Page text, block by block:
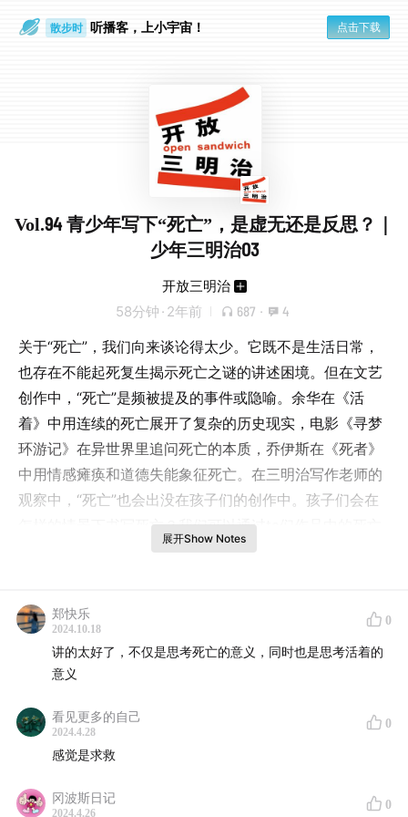
散步时 听播客，上小宇宙！ 点击下载
Vol.94 青少年写下“死亡”，是虚无还是反思？｜
少年三明治03
开放三明治
58分钟 · 2年前 687 · 4
关于“死亡”，我们向来谈论得太少。它既不是生活日常，
也存在不能起死复生揭示死亡之谜的讲述困境。但在文艺
创作中，“死亡”是频被提及的事件或隐喻。余华在《活
着》中用连续的死亡展开了复杂的历史现实，电影《寻梦
环游记》在异世界里追问死亡的本质，乔伊斯在《死者》
中用情感瘫痪和道德失能象征死亡。在三明治写作老师的
观察中，“死亡”也会出没在孩子们的创作中。孩子们会在
怎样的情景下书写死亡？我们可以通过ta们作品中的死亡
元素发现什么？本期节目，我们就来展开这个略显神秘的
本期主播
虾米：偶尔想象自己如何死去
花花：不敢想象自己如何死去
我们在节目中聊了这些话题
我们问孩子：你怎么看待死亡？你有没有写作过死
亡？
展开Show Notes
郑快乐
2024.10.18
0
讲的太好了，不仅是思考死亡的意义，同时也是思考活着的
意义
看见更多的自己
2024.4.28
0
感觉是求救
冈波斯日记
2024.4.26
0